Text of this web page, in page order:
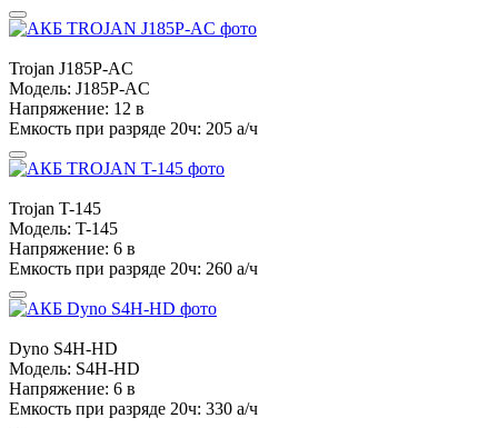
Trojan J185P-AC
Модель: J185P-AC
Напряжение: 12 в
Емкость при разряде 20ч: 205 а/ч
Trojan T-145
Модель: T-145
Напряжение: 6 в
Емкость при разряде 20ч: 260 а/ч
Dyno S4H-HD
Модель: S4H-HD
Напряжение: 6 в
Емкость при разряде 20ч: 330 а/ч